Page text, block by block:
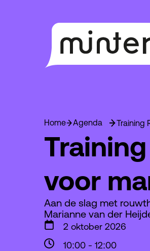
voor
Aan de slag met
Marianne van der
2 oktober 2026
10:00- 12:00
Home Agenda